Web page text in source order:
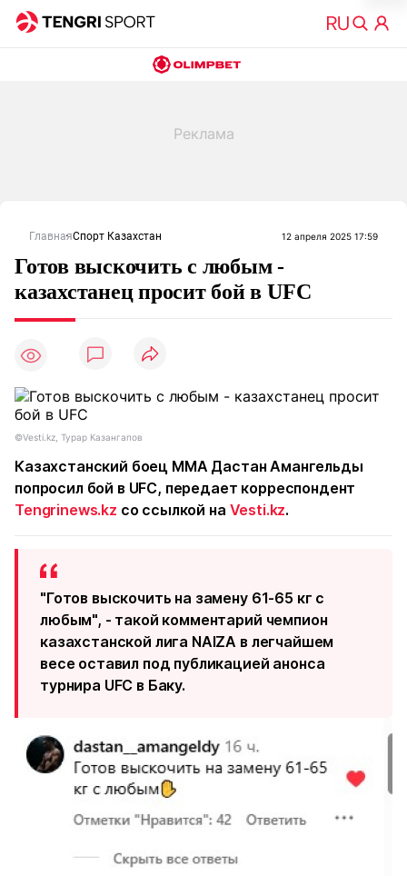
ГлавнаяСпорт Казахстан 12 апреля 2025 17:59
Готов выскочить с любым -
казахстанец просит бой в UFC
©Vesti.kz, Турар Казангапов
Казахстанский боец ММА Дастан Амангельды
попросил бой в UFC, передает корреспондент
Tengrinews.kz со ссылкой на Vesti.kz.
"Готов выскочить на замену 61-65 кг с
любым", - такой комментарий чемпион
казахстанской лига NAIZA в легчайшем
весе оставил под публикацией анонса
турнира UFC в Баку.